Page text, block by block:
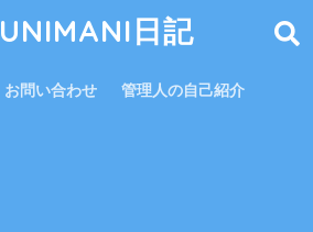
UNIMANI日記
お問い合わせ 管理人の自己紹介